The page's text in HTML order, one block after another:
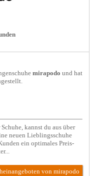
mirapodo und hat
kannst du aus über
neuen Lieblingsschuhe
ein optimales Preis-
von mirapodo